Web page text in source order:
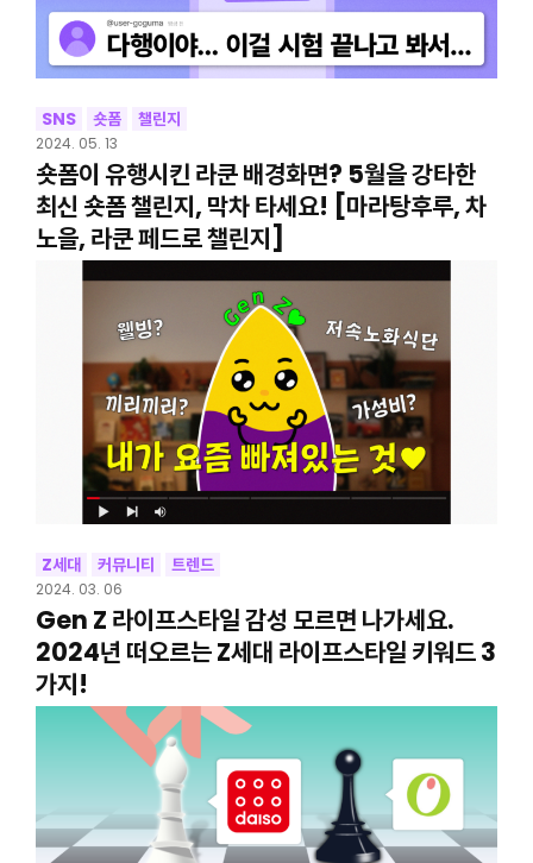
SNS 숏폼 챌린지
2024. 05. 13
숏폼이 유행시킨 라쿤 배경화면? 5월을 강타한
최신 숏폼 챌린지, 막차 타세요! [마라탕후루, 차
노을, 라쿤 페드로 챌린지]
Z세대 커뮤니티 트렌드
2024. 03. 06
Gen Z 라이프스타일 감성 모르면 나가세요.
2024년 떠오르는 Z세대 라이프스타일 키워드 3
가지!